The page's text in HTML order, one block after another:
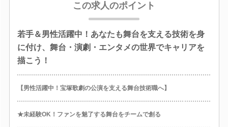
この求人のポイント
若手＆男性活躍中！あなたも舞台を支える技術を身
に付け、舞台・演劇・エンタメの世界でキャリアを
描こう！
【男性活躍中！宝塚歌劇の公演を支える舞台技術職へ】
★未経験OK！ファンを魅了する舞台をチームで創る